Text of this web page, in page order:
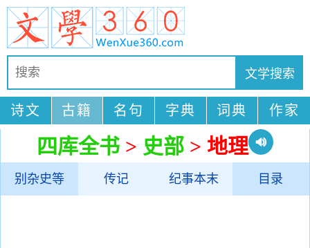
诗文 古籍 名句 字典 词典 作家
四库全书 > 史部 > 地理
别杂史等 传记 纪事本末 目录